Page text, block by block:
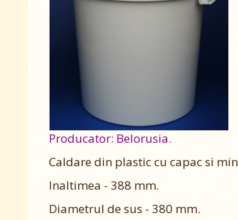
Producator: Belorusia.
Caldare din plastic cu capac si
Inaltimea - 388 mm.
Diametrul de sus - 380 mm.